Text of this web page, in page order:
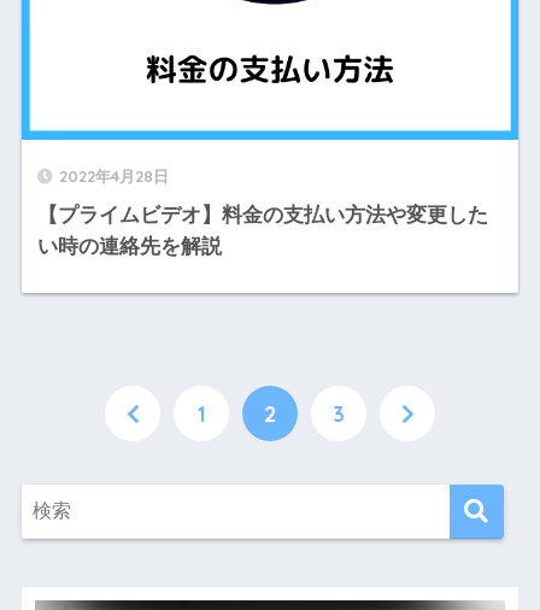
2022年4月28日
【プライムビデオ】料金の支払い方法や変更した
い時の連絡先を解説
1 2 3